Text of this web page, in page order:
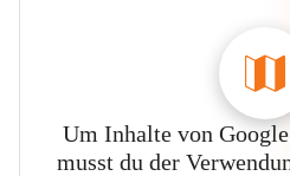
Um Inhalte von
musst du der